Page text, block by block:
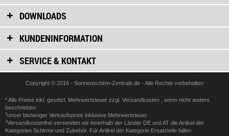
DOWNLOADS
KUNDENINFORMATION
SERVICE & KONTAKT
Copyright © 2016 - Sonnenschirm-Zentrale.de - Alle Rechte vorbehalten
* Alle Preise inkl. gesetzl. Mehrwertsteuer zzgl. Versandkosten
, wenn nicht anders
beschrieben
1 unser bisheriger Verkaufspreis inklusive Mehrwertsteuer
2Versandkostenfrei versenden wir innerhalb der Länder DE und AT die Artikel der
Kategorien Schirme und Zubehör. Für Artikel der Kategorie Ersatzteile fallen